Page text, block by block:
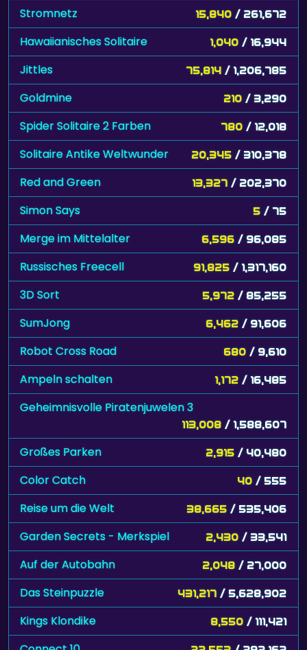
Stromnetz 15,840 / 261,672
Hawaiianisches Solitaire 1,040 / 16,944
Jittles 75,814 / 1,206,785
Goldmine 210 / 3,290
Spider Solitaire 2 Farben 780 / 12,018
Solitaire Antike Weltwunder 20,345 / 310,378
Red and Green 13,327 / 202,370
Simon Says 5 / 75
Merge im Mittelalter 6,596 / 96,085
Russisches Freecell 91,825 / 1,317,160
3D Sort 5,972 / 85,255
SumJong 6,462 / 91,606
Robot Cross Road 680 / 9,610
Ampeln schalten 1,172 / 16,485
Geheimnisvolle Piratenjuwelen 3
113,008 / 1,588,607
Großes Parken 2,915 / 40,480
Color Catch 40 / 555
Reise um die Welt 38,665 / 535,406
Garden Secrets - Merkspiel 2,430 / 33,541
Auf der Autobahn 2,048 / 27,000
Das Steinpuzzle 431,217 / 5,628,902
Kings Klondike 8,550 / 111,421